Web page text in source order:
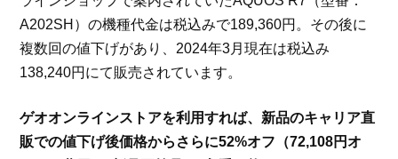
A202SH）の機種代金は税込みで189,360円。その後に
複数回の値下げがあり、2024年3月現在は税込み
138,240円にて販売されています。
ゲオオンラインストアを利用すれば、新品のキャリア直
販での値下げ後価格からさらに52%オフ（72,108円オ